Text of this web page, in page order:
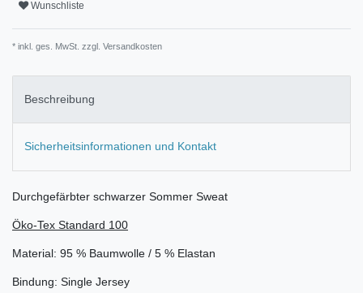
Wunschliste
* inkl. ges. MwSt. zzgl. Versandkosten
Beschreibung
Sicherheitsinformationen und Kontakt
Durchgefärbter schwarzer Sommer Sweat
Öko-Tex Standard 100
Material: 95 % Baumwolle / 5 % Elastan
Bindung: Single Jersey